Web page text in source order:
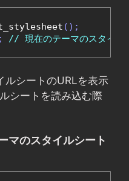
();
; // 現在のテーマのスタイル
ルシートのURLを表示
シートを読み込む際
マのスタイルシート